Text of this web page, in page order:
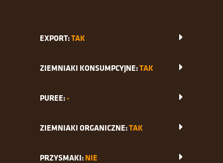
EXPORT:TAK
ZIEMNIAKI KONSUMPCYJNE:TAK
PUREE:-
ZIEMNIAKI ORGANICZNE:TAK
PRZYSMAKI:NIE